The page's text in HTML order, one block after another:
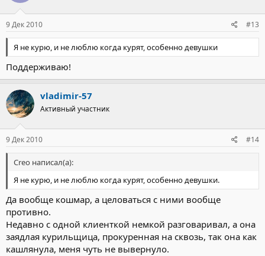
9 Дек 2010 #13
Я не курю, и не люблю когда курят, особенно девушки
Поддерживаю!
vladimir-57
Активный участник
9 Дек 2010 #14
Creo написал(а):
Я не курю, и не люблю когда курят, особенно девушки.
Да вообще кошмар, а целоваться с ними вообще
противно.
Недавно с одной клиенткой немкой разговаривал, а она
заядлая курильщица, прокуренная на сквозь, так она как
кашлянула, меня чуть не вывернуло.